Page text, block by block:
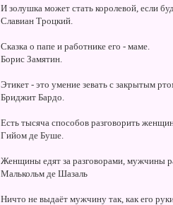
И золушка может стать королевой, если
Славиан Троцкий.
Сказка о папе и работнике его - маме.
Борис Замятин.
Этикет - это умение зевать с закрытым
Бриджит Бардо.
Есть тысяча способов разговорить
Гийом де Буше.
Женщины едят за разговорами, мужчины
Малькольм де Шазаль
Ничто не выдаёт мужчину так, как его